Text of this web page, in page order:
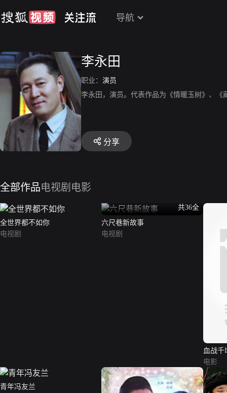
导航
李永田
职业： 演员
李永田，演员。代表作品为《情暖玉树》、《
分享
全部作品电视剧 电影
全世界都不如你
电视剧
共36全
六尺巷新故事
电视剧
血战千
电影
青年冯友兰